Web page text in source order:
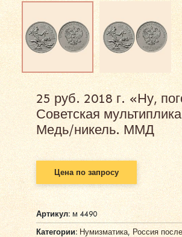
25 руб. 2018 г. «Ну,
Советская
Медь/никель. ММД
Цена по запросу
Артикул:м 4490
Категории: Нумизматика,Россия